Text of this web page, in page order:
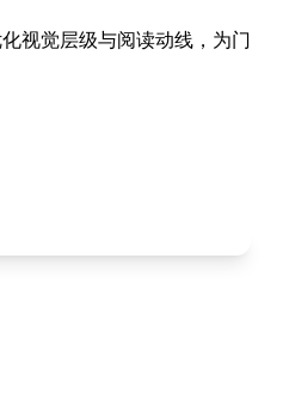
视觉层级与阅读动线，为门